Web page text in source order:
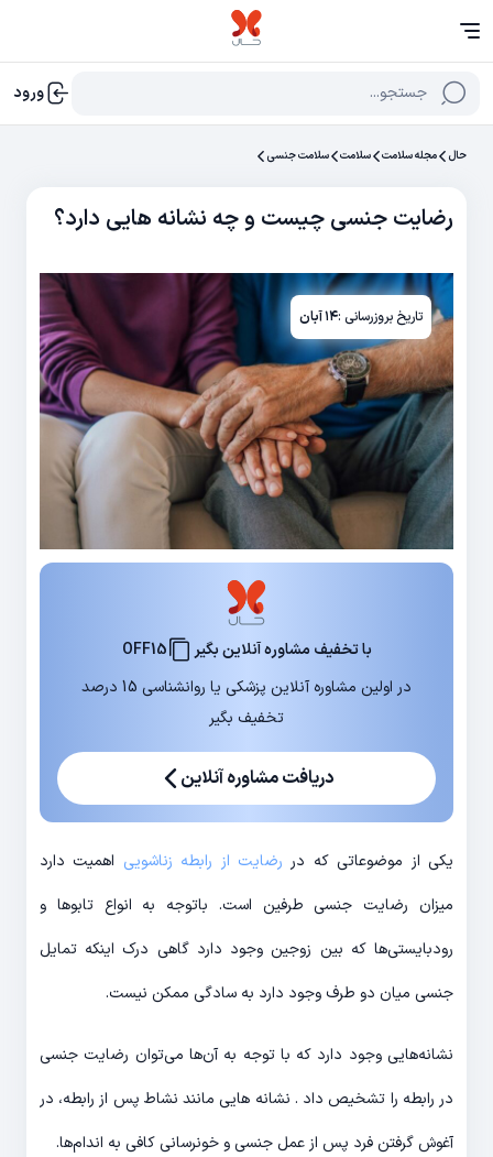
جستجو... ورود
حال مجله سلامت سلامت سلامت جنسی
رضایت جنسی چیست و چه نشانه هایی دارد؟
تاریخ بروزرسانی :۱۴ آبان
با تخفیف مشاوره آنلاین بگیر
OFF15
در اولین مشاوره آنلاین پزشکی یا روانشناسی 15 درصد
تخفیف بگیر
دریافت مشاوره آنلاین
یکی از موضوعاتی که در رضایت از رابطه زناشویی اهمیت دارد
میزان رضایت جنسی طرفین است. باتوجه به انواع تابوها و
رودبایستی‌ها که بین زوجین وجود دارد گاهی درک اینکه تمایل
جنسی میان دو طرف وجود دارد به سادگی ممکن نیست.
نشانه‌هایی وجود دارد که با توجه به آن‌ها می‌توان رضایت جنسی
در رابطه را تشخیص داد . نشانه هایی مانند نشاط پس از رابطه، در
آغوش گرفتن فرد پس از عمل جنسی و خونرسانی کافی به اندام‌ها.